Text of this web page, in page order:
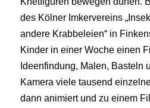
des Kölner Imkervereins
andere Krabbeleien“ in
Kinder in einer Woche einen
Ideenfindung, Malen, Basteln
Kamera viele tausend
dann animiert und zu einem